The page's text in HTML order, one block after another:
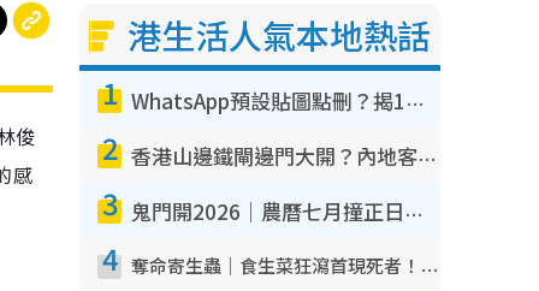
俊
感
港生活人氣本地熱話
1 WhatsApp預設貼圖點刪？揭1招「反向操作」還原簡潔介面 附3步實測教學
2 香港山邊鐵閘邊門大開？內地客困惑意義何在！網民神回覆：呢種叫法理性防禦
3 鬼門開2026｜農曆七月撞正日全食特別邪？專家警告切忌做一事！揭4大禁忌+2招保平安
4 奪命寄生蟲｜食生菜狂瀉首現死者！疫潮惡化錄1.8萬宗病例 揭洗菜3大謬誤